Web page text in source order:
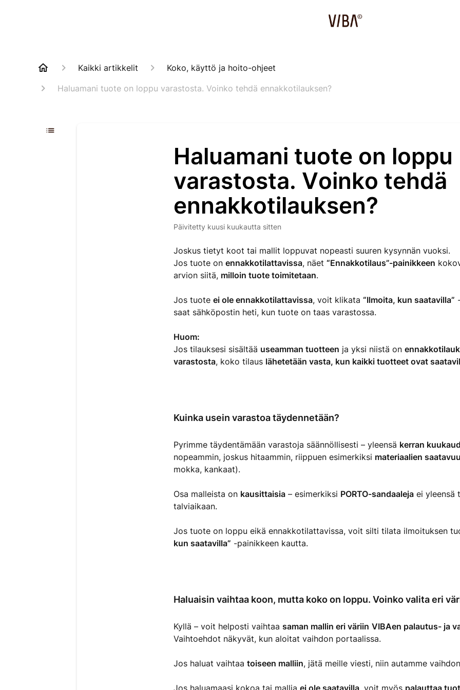
Kaikki artikkelit
Koko, käyttö ja hoito-ohjeet
Haluamani tuote on loppu varastosta. Voinko tehdä ennakkotilauksen?
Haluamani tuote on loppu
varastosta. Voinko tehdä
ennakkotilauksen?
Päivitetty kuusi kuukautta sitten
Joskus tietyt koot tai mallit loppuvat nopeasti suuren kysynnän vuoksi.
Jos tuote on ennakkotilattavissa, näet “Ennakkotilaus”-painikkeen
arvion siitä, milloin tuote toimitetaan.
Jos tuote ei ole ennakkotilattavissa, voit klikata “Ilmoita, kun saatavilla”
saat sähköpostin heti, kun tuote on taas varastossa.
Huom:
Jos tilauksesi sisältää useamman tuotteen ja yksi niistä on
varastosta, koko tilaus lähetetään vasta, kun kaikki tuotteet ovat
Kuinka usein varastoa täydennetään?
Pyrimme täydentämään varastoja säännöllisesti – yleensä kerran
nopeammin, joskus hitaammin, riippuen esimerkiksi materiaalien
mokka, kankaat).
Osa malleista on kausittaisia– esimerkiksi PORTO-sandaalejaei yleensä
talviaikaan.
Jos tuote on loppu eikä ennakkotilattavissa, voit silti tilata ilmoituksen
kun saatavilla” -painikkeen kautta.
Haluaisin vaihtaa koon, mutta koko on loppu. Voinko valita eri
Kyllä – voit helposti vaihtaa saman mallin eri väriin VIBAen palautus- ja
Vaihtoehdot näkyvät, kun aloitat vaihdon portaalissa.
Jos haluat vaihtaa toiseen malliin, jätä meille viesti, niin autamme
Jos haluamaasi kokoa tai mallia ei ole saatavilla, voit myös palauttaa